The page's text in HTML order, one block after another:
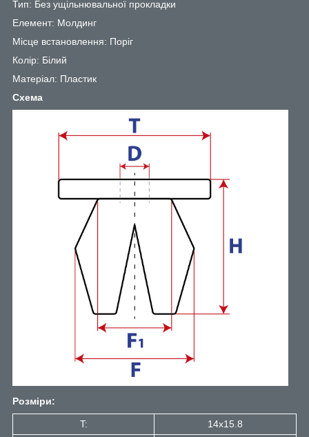
Тип: Без ущільнювальної прокладки
Елемент: Молдинг
Місце встановлення: Поріг
Колір: Білий
Матеріал: Пластик
Схема
Розміри:
T:
14x15.8